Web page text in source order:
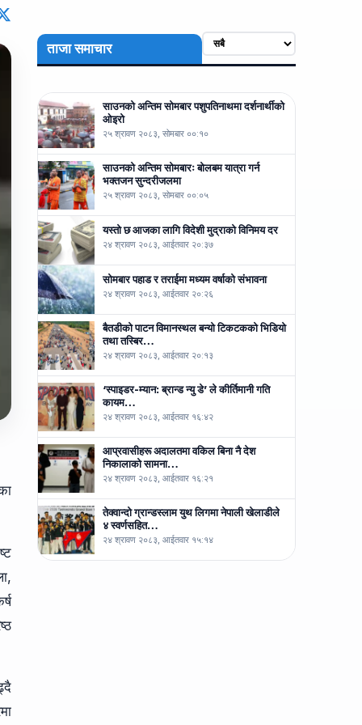
ताजा समाचार
साउनको अन्तिम सोमबार पशुपतिनाथमा दर्शनार्थीको
ओइरो
२५ श्रावण २०८३, सोमबार ००:१०
साउनको अन्तिम सोमबारः बोलबम यात्रा गर्न
भक्तजन सुन्दरीजलमा
२५ श्रावण २०८३, सोमबार ००:०५
यस्तो छ आजका लागि विदेशी मुद्राको विनिमय दर
२४ श्रावण २०८३, आईतवार २०:३७
सोमबार पहाड र तराईमा मध्यम वर्षाको संभावना
२४ श्रावण २०८३, आईतवार २०:२६
बैतडीको पाटन विमानस्थल बन्यो टिकटकको भिडियो
तथा तस्बिर…
२४ श्रावण २०८३, आईतवार २०:१३
‘स्पाइडर-म्यान: ब्रान्ड न्यु डे’ ले कीर्तिमानी गति
कायम…
२४ श्रावण २०८३, आईतवार १६:४२
आप्रवासीहरू अदालतमा वकिल बिना नै देश
निकालाको सामना…
२४ श्रावण २०८३, आईतवार १६:२१
तेक्वान्दो ग्रान्डस्लाम युथ लिगमा नेपाली खेलाडीले
४ स्वर्णसहित…
२४ श्रावण २०८३, आईतवार १५:१४